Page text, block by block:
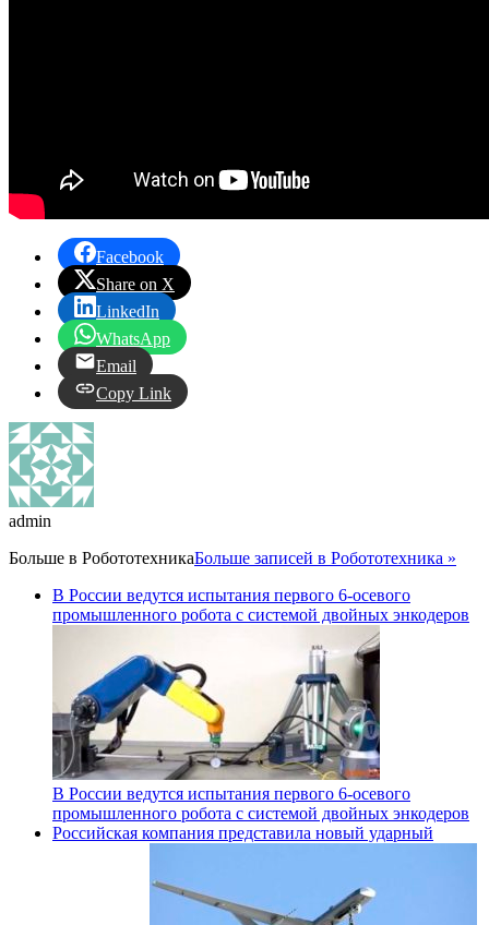
Facebook
Share on X
LinkedIn
WhatsApp
Email
Copy Link
admin
Больше в РобототехникаБольше записей в Робототехника »
В России ведутся испытания первого 6-осевого
промышленного робота с системой двойных энкодеров
В России ведутся испытания первого 6-осевого
промышленного робота с системой двойных энкодеров
Российская компания представила новый ударный